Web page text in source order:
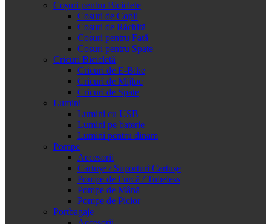
Coșuri pentru Biciclete
Cosuri de Copii
Coșuri de Răchită
Coșuri pentru Față
Coșuri pentru Spate
Cricuri Bicicletă
Cricuri de E-Bike
Cricuri de Mijloc
Cricuri de Spate
Lumini
Lumini cu USB
Lumini pe baterie
Lumini pentru dinam
Pompe
Accesorii
Cartușe / Suporturi Cartușe
Pompe de Furcă / Tubeless
Pompe de Mână
Pompe de Picior
Portbagaje